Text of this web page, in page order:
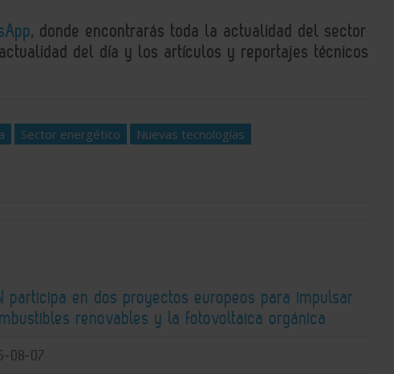
, donde encontrarás toda la actualidad del sector
del día y los artículos y reportajes técnicos
Sector energético
Nuevas tecnologías
participa en dos proyectos europeos para impulsar
renovables y la fotovoltaica orgánica
08-07